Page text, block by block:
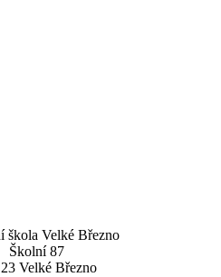
škola Velké Březno
Školní 87
Velké Březno